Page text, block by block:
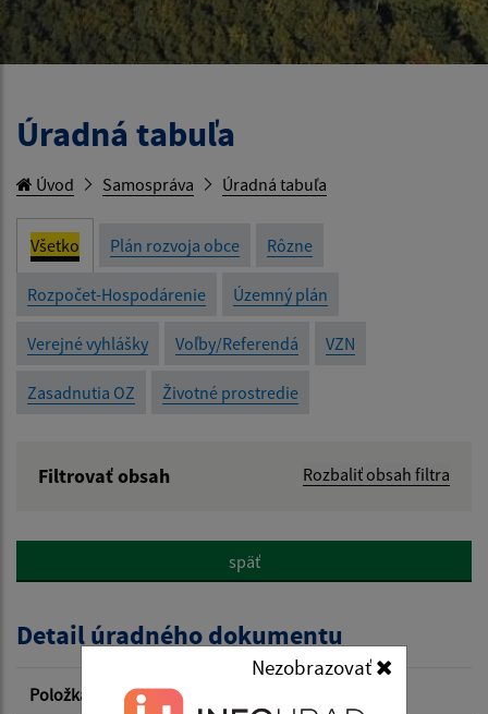
Nezobrazovať
Úradná tabuľa
Úvod Samospráva Úradná tabuľa
Všetko Plán rozvoja obce Rôzne
Rozpočet-Hospodárenie Územný plán
Verejné vyhlášky Voľby/Referendá VZN
Zasadnutia OZ Životné prostredie
Filtrovať obsah Rozbaliť obsah filtra
Popis:
Dátum zverejnenia od:
späť
Detail úradného dokumentu
Položka Informácia